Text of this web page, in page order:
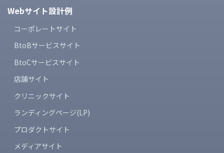
Webサイト設計例
コーポレートサイト
BtoBサービスサイト
BtoCサービスサイト
店舗サイト
クリニックサイト
ランディングページ(LP)
プロダクトサイト
メディアサイト